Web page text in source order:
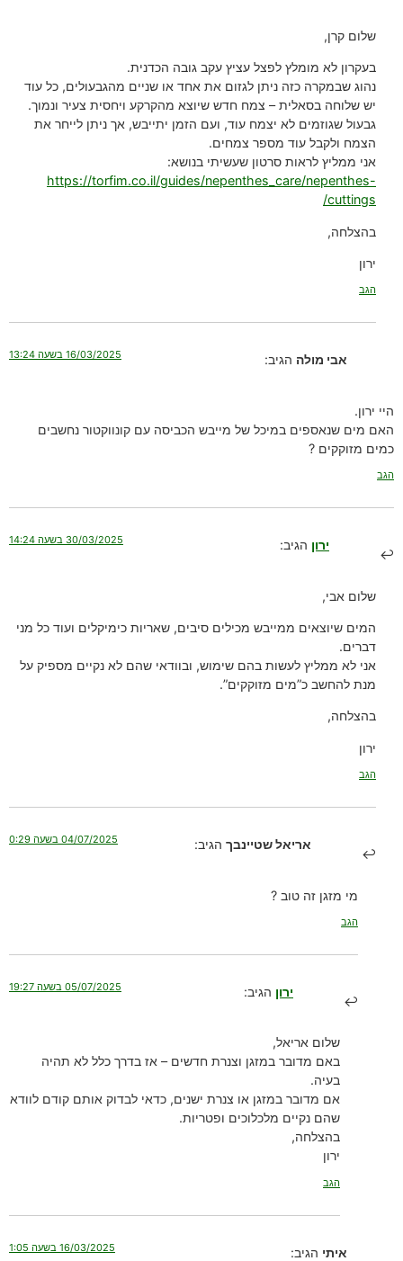
שלום קרן,
בעקרון לא מומלץ לפצל עציץ עקב גובה הכדנית.
נהוג שבמקרה כזה ניתן לגזום את אחד או שניים מהגבעולים, כל עוד
יש שלוחה בסאלית – צמח חדש שיוצא מהקרקע ויחסית צעיר ונמוך.
גבעול שגוזמים לא יצמח עוד, ועם הזמן יתייבש, אך ניתן לייחר את
הצמח ולקבל עוד מספר צמחים.
אני ממליץ לראות סרטון שעשיתי בנושא:
https://torfim.co.il/guides/nepenthes_care/nepenthes-
cuttings/
בהצלחה,
ירון
הגב
אבי מולה הגיב: 16/03/2025 בשעה 13:24
היי ירון.
האם מים שנאספים במיכל של מייבש הכביסה עם קונווקטור נחשבים
כמים מזוקקים ?
הגב
ירון הגיב: 30/03/2025 בשעה 14:24
שלום אבי,
המים שיוצאים ממייבש מכילים סיבים, שאריות כימיקלים ועוד כל מני
דברים.
אני לא ממליץ לעשות בהם שימוש, ובוודאי שהם לא נקיים מספיק על
מנת להחשב כ”מים מזוקקים”.
בהצלחה,
ירון
הגב
אריאל שטיינבך הגיב: 04/07/2025 בשעה 0:29
מי מזגן זה טוב ?
הגב
ירון הגיב: 05/07/2025 בשעה 19:27
שלום אריאל,
באם מדובר במזגן וצנרת חדשים – אז בדרך כלל לא תהיה
בעיה.
אם מדובר במזגן או צנרת ישנים, כדאי לבדוק אותם קודם לוודא
שהם נקיים מלכלוכים ופטריות.
בהצלחה,
ירון
הגב
איתי הגיב: 16/03/2025 בשעה 1:05